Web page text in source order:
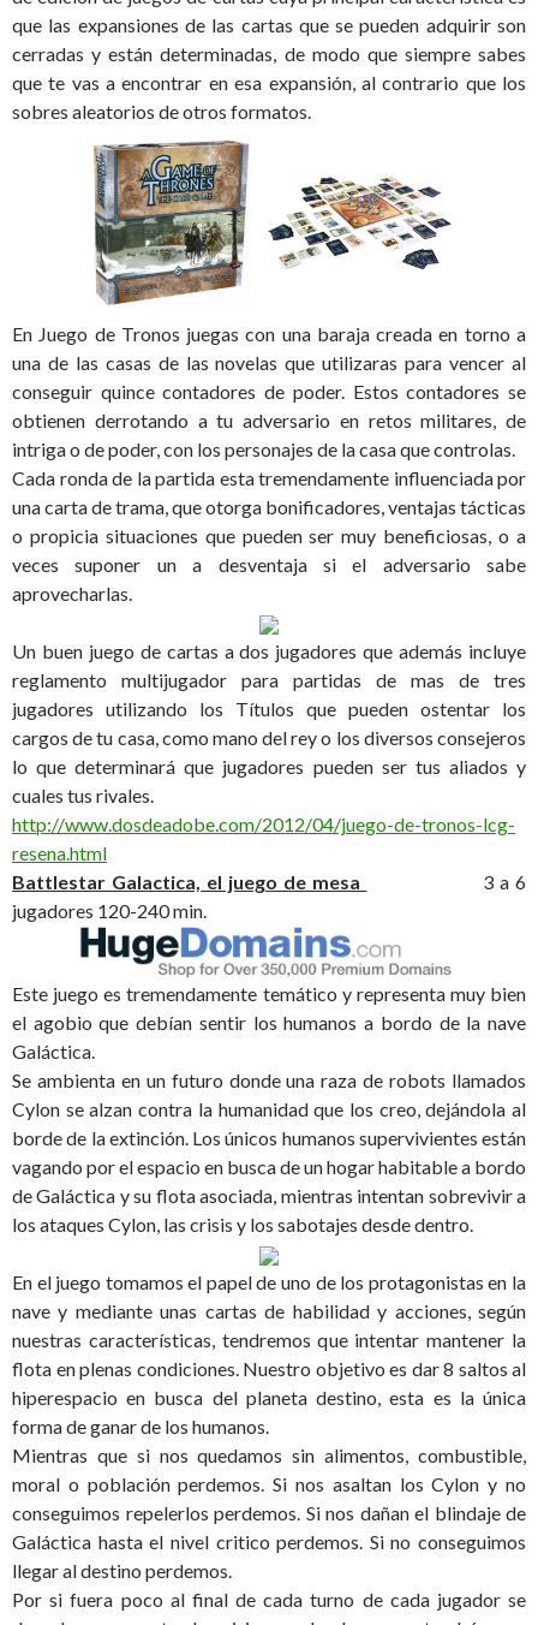
que las expansiones de las cartas que se pueden adquirir son
cerradas y están determinadas, de modo que siempre sabes
que te vas a encontrar en esa expansión, al contrario que los
sobres aleatorios de otros formatos.
En Juego de Tronos juegas con una baraja creada en torno a
una de las casas de las novelas que utilizaras para vencer al
conseguir quince contadores de poder. Estos contadores se
obtienen derrotando a tu adversario en retos militares, de
intriga o de poder, con los personajes de la casa que controlas.
Cada ronda de la partida esta tremendamente influenciada por
una carta de trama, que otorga bonificadores, ventajas tácticas
o propicia situaciones que pueden ser muy beneficiosas, o a
veces suponer un a desventaja si el adversario sabe
aprovecharlas.
Un buen juego de cartas a dos jugadores que además incluye
reglamento multijugador para partidas de mas de tres
jugadores utilizando los Títulos que pueden ostentar los
cargos de tu casa, como mano del rey o los diversos consejeros
lo que determinará que jugadores pueden ser tus aliados y
cuales tus rivales.
http://www.dosdeadobe.com/2012/04/juego-de-tronos-lcg-
resena.html
Battlestar Galactica, el juego de mesa
3 a 6
jugadores 120-240 min.
Este juego es tremendamente temático y representa muy bien
el agobio que debían sentir los humanos a bordo de la nave
Galáctica.
Se ambienta en un futuro donde una raza de robots llamados
Cylon se alzan contra la humanidad que los creo, dejándola al
borde de la extinción. Los únicos humanos supervivientes están
vagando por el espacio en busca de un hogar habitable a bordo
de Galáctica y su flota asociada, mientras intentan sobrevivir a
los ataques Cylon, las crisis y los sabotajes desde dentro.
En el juego tomamos el papel de uno de los protagonistas en la
nave y mediante unas cartas de habilidad y acciones, según
nuestras características, tendremos que intentar mantener la
flota en plenas condiciones. Nuestro objetivo es dar 8 saltos al
hiperespacio en busca del planeta destino, esta es la única
forma de ganar de los humanos.
Mientras que si nos quedamos sin alimentos, combustible,
moral o población perdemos. Si nos asaltan los Cylon y no
conseguimos repelerlos perdemos. Si nos dañan el blindaje de
Galáctica hasta el nivel critico perdemos. Si no conseguimos
llegar al destino perdemos.
Por si fuera poco al final de cada turno de cada jugador se